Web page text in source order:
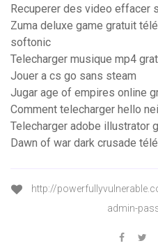
Recuperer des video effacer
Zuma deluxe game gratuit
softonic
Telecharger musique mp4
Jouer a cs go sans steam
Jugar age of empires online
Comment telecharger hello
Telecharger adobe illustrator
Dawn of war dark crusade
http://
admin-